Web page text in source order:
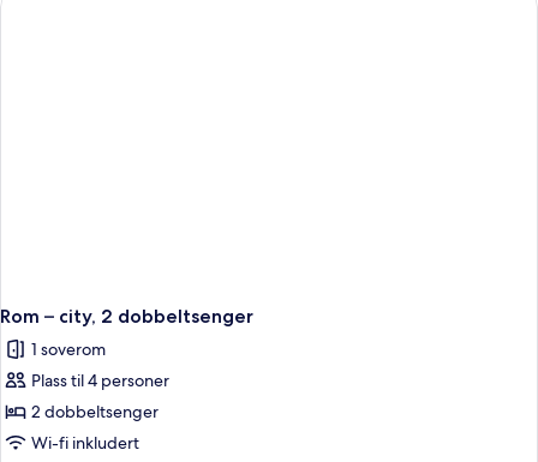
Rom – city, 2 dobbeltsenger
1 soverom
Plass til 4 personer
2 dobbeltsenger
Wi-fi inkludert